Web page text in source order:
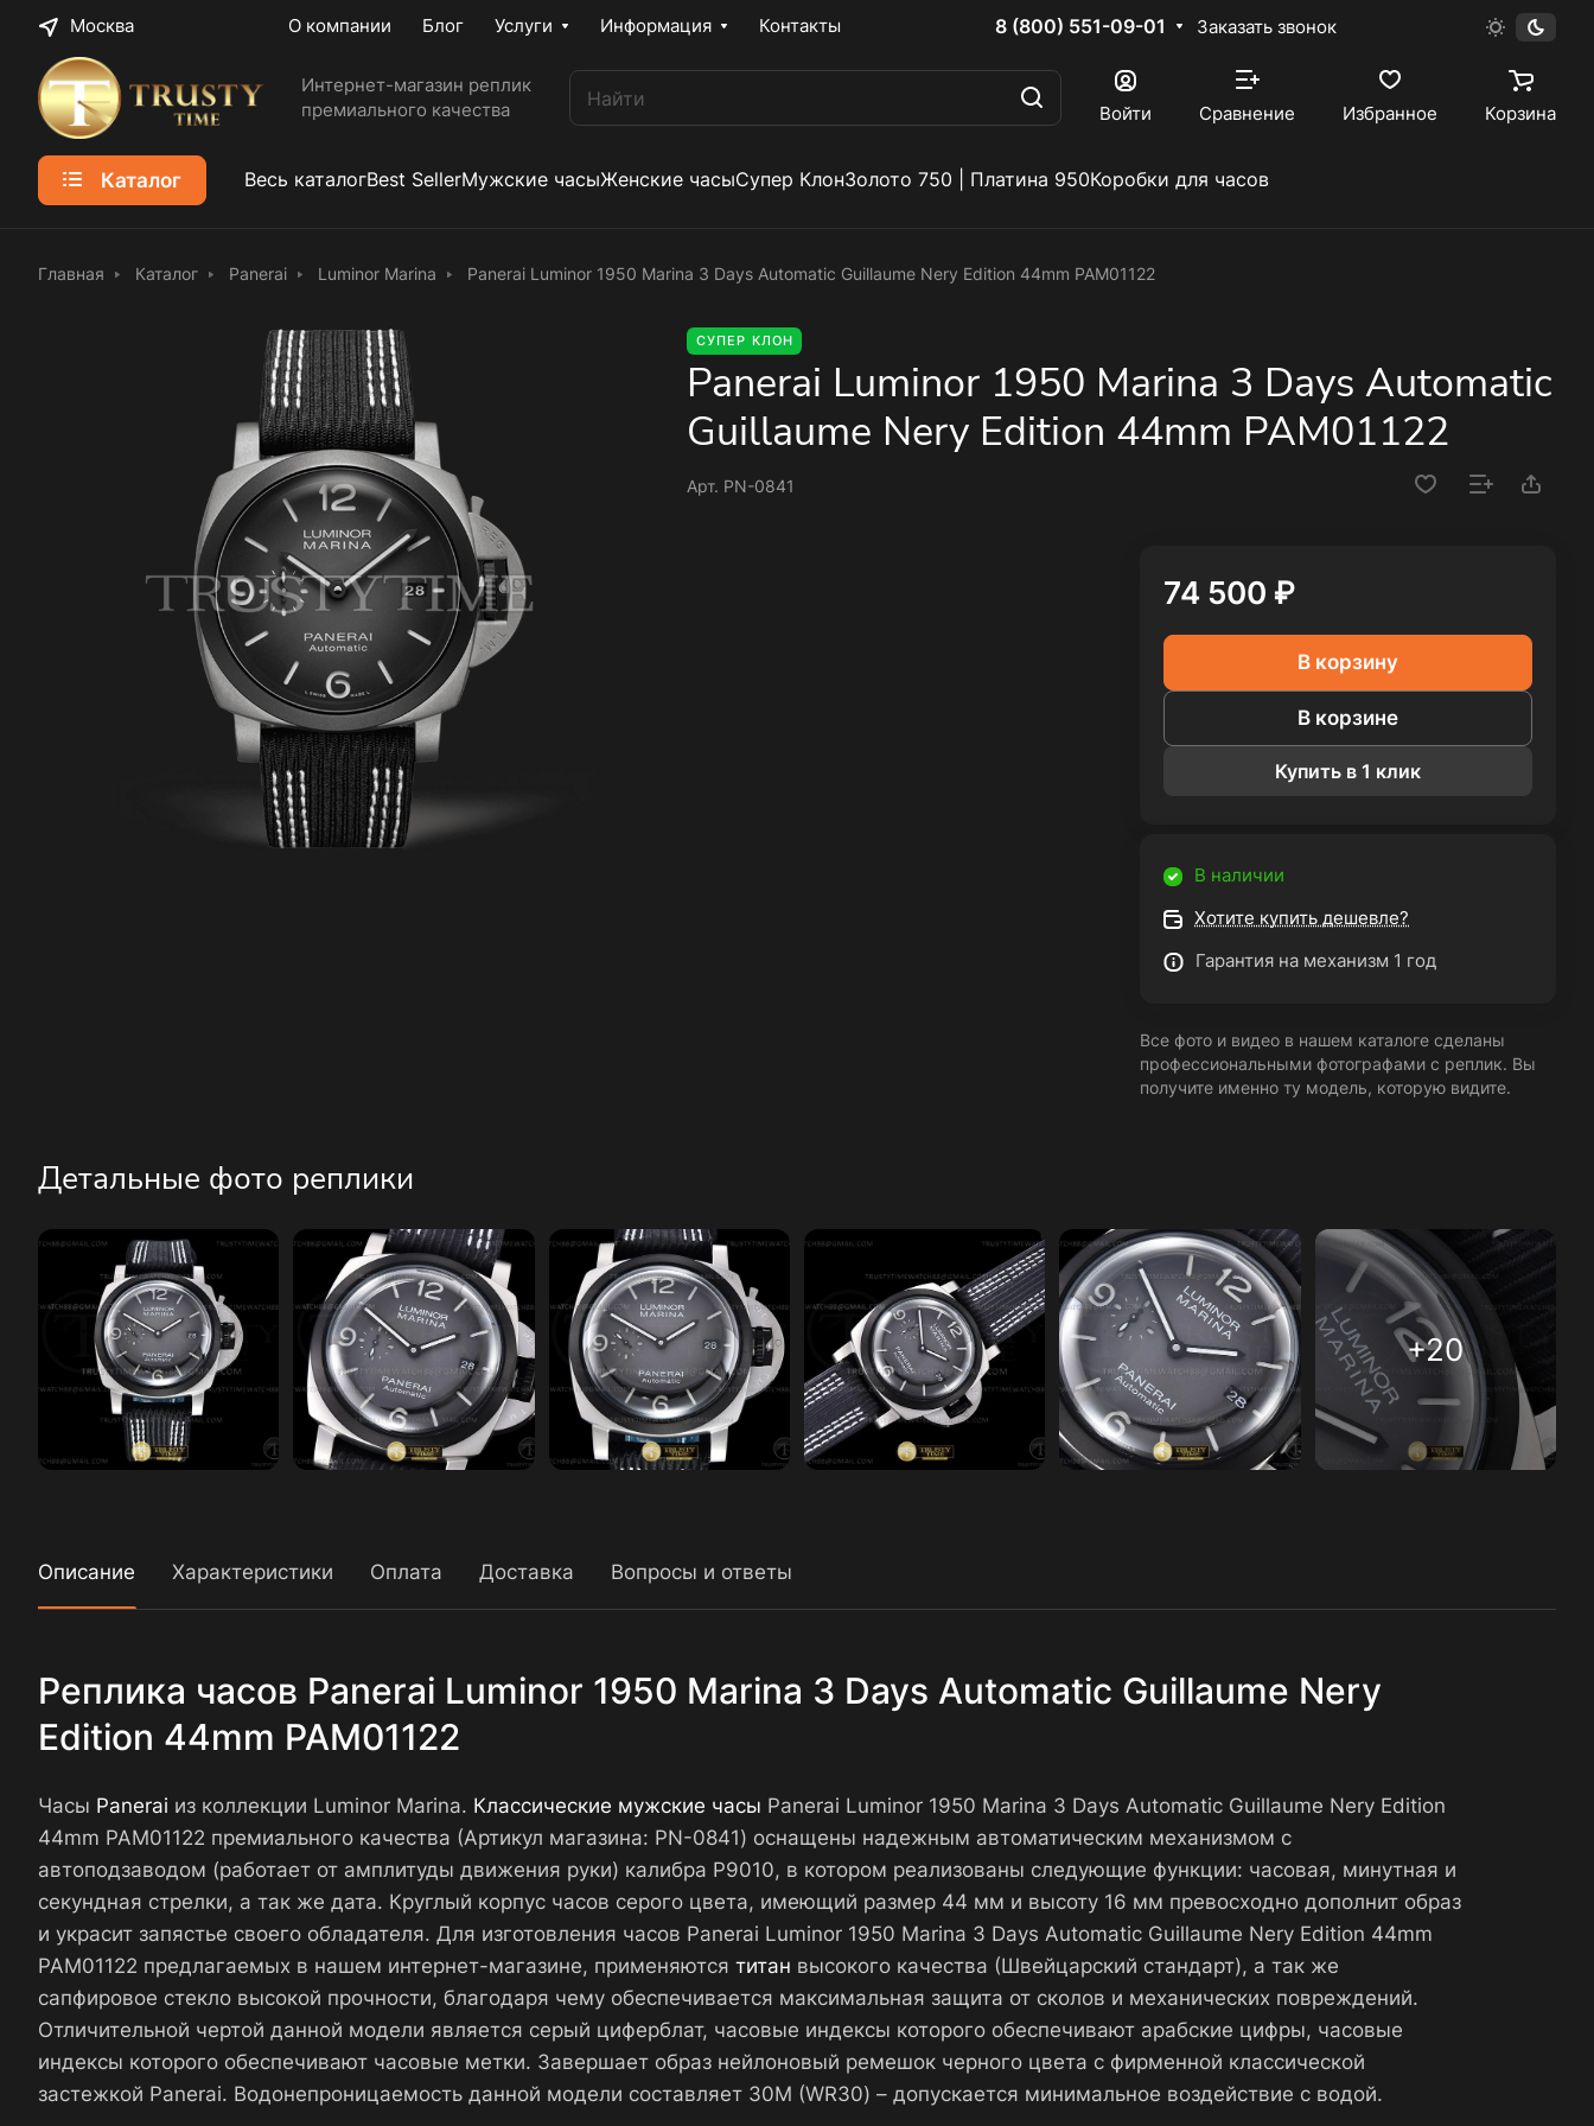
Москва О компании Блог Услуги Информация Контакты 8 (800) 551-09-01 Заказать звонок
Интернет-магазин реплик
премиального качества
Войти Сравнение Избранное Корзина
Каталог Весь каталогBest SellerМужские часыЖенские часыСупер КлонЗолото 750 | Платина 950Коробки для часов
Главная Каталог Panerai Luminor Marina Panerai Luminor 1950 Marina 3 Days Automatic Guillaume Nery Edition 44mm PAM01122
СУПЕР КЛОН
Panerai Luminor 1950 Marina 3 Days Automatic
Guillaume Nery Edition 44mm PAM01122
Арт. PN-0841
74 500 ₽
В корзину
В корзине
Купить в 1 клик
В наличии
Хотите купить дешевле?
Гарантия на механизм 1 год
Все фото и видео в нашем каталоге сделаны
профессиональными фотографами с реплик. Вы
получите именно ту модель, которую видите.
Детальные фото реплики
Описание Характеристики Оплата Доставка Вопросы и ответы
Реплика часов Panerai Luminor 1950 Marina 3 Days Automatic Guillaume Nery
Edition 44mm PAM01122
Часы Panerai из коллекции Luminor Marina. Классические мужские часы Panerai Luminor 1950 Marina 3 Days Automatic Guillaume Nery Edition
44mm PAM01122 премиального качества (Артикул магазина: PN-0841) оснащены надежным автоматическим механизмом с
автоподзаводом (работает от амплитуды движения руки) калибра P9010, в котором реализованы следующие функции: часовая, минутная и
секундная стрелки, а так же дата. Круглый корпус часов серого цвета, имеющий размер 44 мм и высоту 16 мм превосходно дополнит образ
и украсит запястье своего обладателя. Для изготовления часов Panerai Luminor 1950 Marina 3 Days Automatic Guillaume Nery Edition 44mm
PAM01122 предлагаемых в нашем интернет-магазине, применяются титан высокого качества (Швейцарский стандарт), а так же
сапфировое стекло высокой прочности, благодаря чему обеспечивается максимальная защита от сколов и механических повреждений.
Отличительной чертой данной модели является серый циферблат, часовые индексы которого обеспечивают арабские цифры, часовые
индексы которого обеспечивают часовые метки. Завершает образ нейлоновый ремешок черного цвета с фирменной классической
застежкой Panerai. Водонепроницаемость данной модели составляет 30М (WR30) – допускается минимальное воздействие с водой.